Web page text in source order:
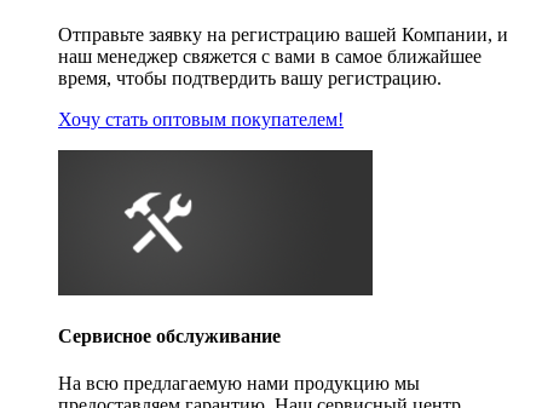
Отправьте заявку на регистрацию вашей Компании, и
наш менеджер свяжется с вами в самое ближайшее
время, чтобы подтвердить вашу регистрацию.
Хочу стать оптовым покупателем!
Сервисное обслуживание
На всю предлагаемую нами продукцию мы